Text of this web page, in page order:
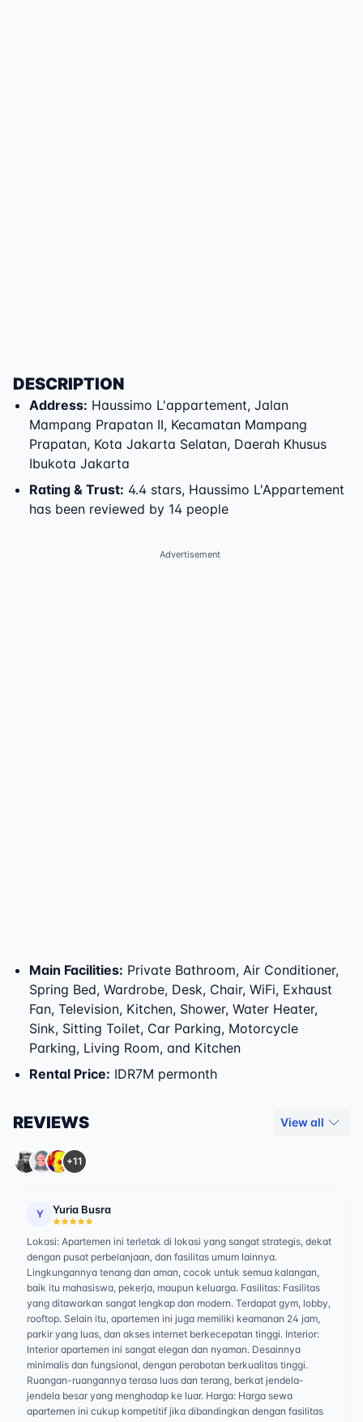
DESCRIPTION
Address: Haussimo L'appartement, Jalan
Mampang Prapatan II, Kecamatan Mampang
Prapatan, Kota Jakarta Selatan, Daerah Khusus
Ibukota Jakarta
Rating & Trust: 4.4 stars, Haussimo L'Appartement
has been reviewed by 14 people
Advertisement
Main Facilities: Private Bathroom, Air Conditioner,
Spring Bed, Wardrobe, Desk, Chair, WiFi, Exhaust
Fan, Television, Kitchen, Shower, Water Heater,
Sink, Sitting Toilet, Car Parking, Motorcycle
Parking, Living Room, and Kitchen
Rental Price: IDR7M permonth
REVIEWS View all
+11
Y Yuria Busra
Lokasi: Apartemen ini terletak di lokasi yang sangat strategis, dekat
dengan pusat perbelanjaan, dan fasilitas umum lainnya.
Lingkungannya tenang dan aman, cocok untuk semua kalangan,
baik itu mahasiswa, pekerja, maupun keluarga. Fasilitas: Fasilitas
yang ditawarkan sangat lengkap dan modern. Terdapat gym, lobby,
rooftop. Selain itu, apartemen ini juga memiliki keamanan 24 jam,
parkir yang luas, dan akses internet berkecepatan tinggi. Interior:
Interior apartemen ini sangat elegan dan nyaman. Desainnya
minimalis dan fungsional, dengan perabotan berkualitas tinggi.
Ruangan-ruangannya terasa luas dan terang, berkat jendela-
jendela besar yang menghadap ke luar. Harga: Harga sewa
apartemen ini cukup kompetitif jika dibandingkan dengan fasilitas